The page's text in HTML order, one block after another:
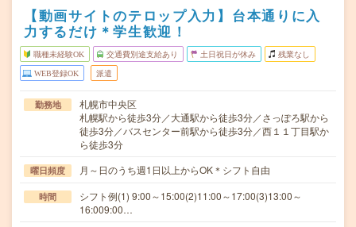
【動画サイトのテロップ入力】台本通りに入
力するだけ＊学生歓迎！
職種未経験OK 交通費別途支給あり 土日祝日が休み 残業なし
WEB登録OK 派遣
勤務地
札幌市中央区
札幌駅から徒歩3分／大通駅から徒歩3分／さっぽろ駅から
徒歩3分／バスセンター前駅から徒歩3分／西１１丁目駅か
ら徒歩3分
曜日頻度 月～日のうち週1日以上からOK＊シフト自由
時間
シフト例(1) 9:00～15:00(2)11:00～17:00(3)13:00～
16:009:00…